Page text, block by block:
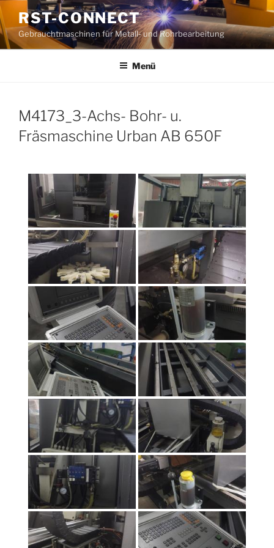
Zum
Inhalt
springen
RST-CONNECT
Gebrauchtmaschinen für Metall- und Rohrbearbeitung
Menü
M4173_3-Achs- Bohr- u.
Fräsmaschine Urban AB 650F